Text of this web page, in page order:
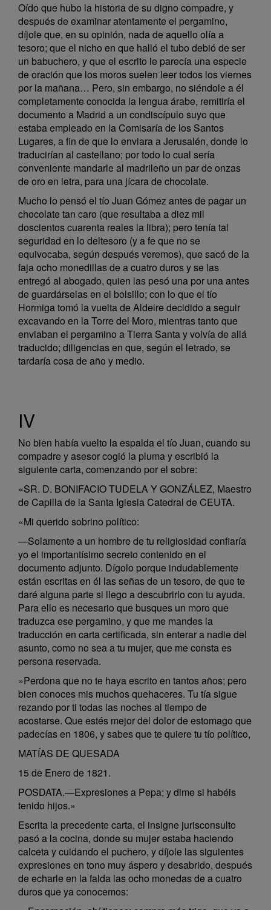
Oído que hubo la historia de su digno compadre, y
después de examinar atentamente el pergamino,
díjole que, en su opinión, nada de aquello olía a
tesoro; que el nicho en que halló el tubo debió de ser
un babuchero, y que el escrito le parecía una especie
de oración que los moros suelen leer todos los viernes
por la mañana… Pero, sin embargo, no siéndole a él
completamente conocida la lengua árabe, remitiría el
documento a Madrid a un condiscípulo suyo que
estaba empleado en la Comisaría de los Santos
Lugares, a fin de que lo enviara a Jerusalén, donde lo
traducirían al castellano; por todo lo cual sería
conveniente mandarle al madrileño un par de onzas
de oro en letra, para una jícara de chocolate.
Mucho lo pensó el tío Juan Gómez antes de pagar un
chocolate tan caro (que resultaba a diez mil
doscientos cuarenta reales la libra); pero tenía tal
seguridad en lo deltesoro (y a fe que no se
equivocaba, según después veremos), que sacó de la
faja ocho monedillas de a cuatro duros y se las
entregó al abogado, quien las pesó una por una antes
de guardárselas en el bolsillo; con lo que el tío
Hormiga tomó la vuelta de Aldeire decidido a seguir
excavando en la Torre del Moro, mientras tanto que
enviaban el pergamino a Tierra Santa y volvía de allá
traducido; diligencias en que, según el letrado, se
tardaría cosa de año y medio.
IV
No bien había vuelto la espalda el tío Juan, cuando su
compadre y asesor cogió la pluma y escribió la
siguiente carta, comenzando por el sobre:
«SR. D. BONIFACIO TUDELA Y GONZÁLEZ, Maestro
de Capilla de la Santa Iglesia Catedral de CEUTA.
«Mi querido sobrino político:
—Solamente a un hombre de tu religiosidad confiaría
yo el importantísimo secreto contenido en el
documento adjunto. Dígolo porque indudablemente
están escritas en él las señas de un tesoro, de que te
daré alguna parte si llego a descubrirlo con tu ayuda.
Para ello es necesario que busques un moro que
traduzca ese pergamino, y que me mandes la
traducción en carta certificada, sin enterar a nadie del
asunto, como no sea a tu mujer, que me consta es
persona reservada.
»Perdona que no te haya escrito en tantos años; pero
bien conoces mis muchos quehaceres. Tu tía sigue
rezando por ti todas las noches al tiempo de
acostarse. Que estés mejor del dolor de estomago que
padecías en 1806, y sabes que te quiere tu tío político,
MATÍAS DE QUESADA
15 de Enero de 1821.
POSDATA.—Expresiones a Pepa; y dime si habéis
tenido hijos.»
Escrita la precedente carta, el insigne jurisconsulto
pasó a la cocina, donde su mujer estaba haciendo
calceta y cuidando el puchero, y díjole las siguientes
expresiones en tono muy áspero y desabrido, después
de echarle en la falda las ocho monedas de a cuatro
duros que ya conocemos: